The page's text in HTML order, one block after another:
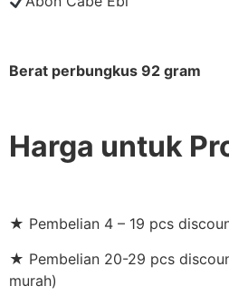
Berat perbungkus 92 gram
Harga untuk
★ Pembelian 4 – 19 pcs
★ Pembelian 20-29 pcs
murah)